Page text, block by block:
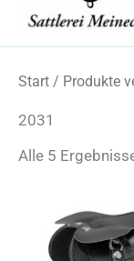
Start / Produkte
2031
Alle 5